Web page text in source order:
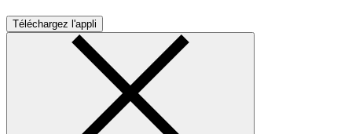
Téléchargez l'appli